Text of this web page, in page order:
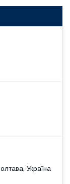
Україна